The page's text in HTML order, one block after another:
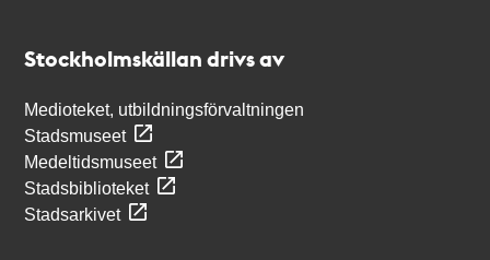
Stockholmskällan drivs av
Medioteket, utbildningsförvaltningen
Stadsmuseet
Medeltidsmuseet
Stadsbiblioteket
Stadsarkivet